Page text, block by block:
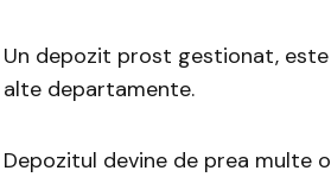
Un depozit prost gestionat,
alte departamente.
Depozitul devine de prea multe